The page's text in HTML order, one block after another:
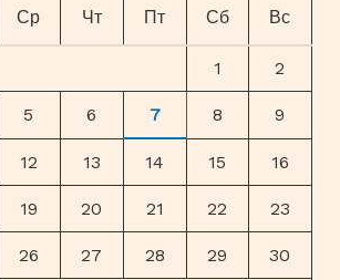
Ср Чт Пт Сб Вс
1 2
5 6 7 8 9
12 13 14 15 16
19 20 21 22 23
26 27 28 29 30